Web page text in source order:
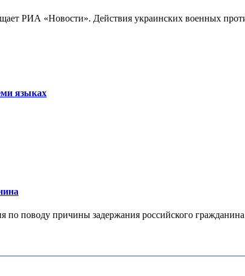
РИА «Новости». Действия украинских военных
языках
поводу причины задержания российского гражданина